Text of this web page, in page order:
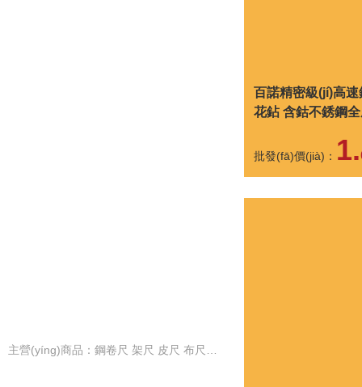
百諾精密級(jí)高速
花鉆 含鈷不銹鋼
批發(fā)價(jià)： 1.